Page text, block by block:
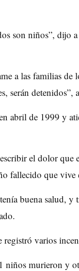
son niños”, dijo
a las familias
serán detenidos”,
abril de 1999 y
el dolor
fallecido que
buena salud, y
registró varios
murieron y